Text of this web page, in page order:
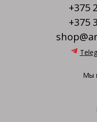
+375
+375
Мы